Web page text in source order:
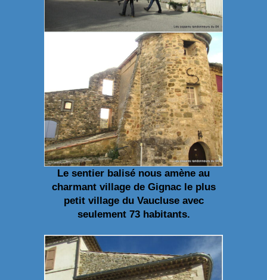
Le sentier balisé nous amène au
charmant village de Gignac le plus
petit village du Vaucluse avec
seulement 73 habitants.